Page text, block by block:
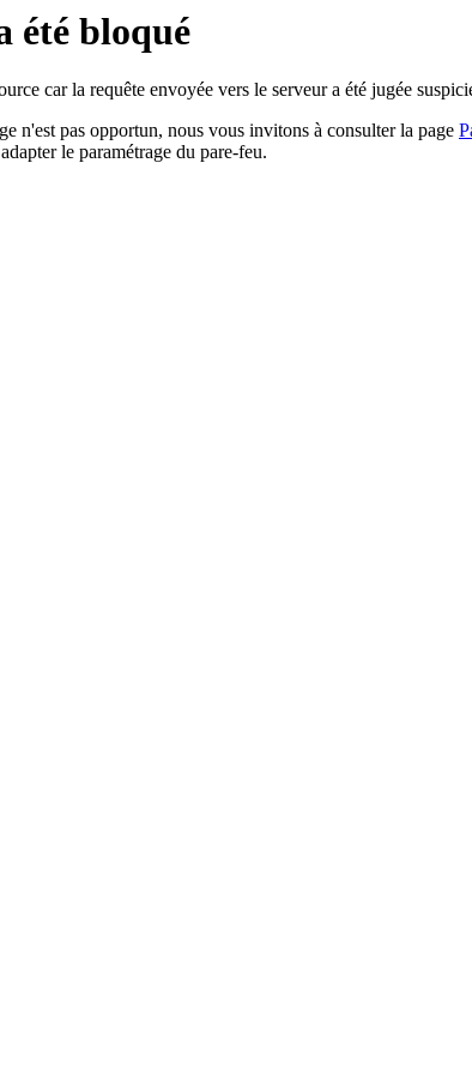
été bloqué
car la requête envoyée vers le serveur a été jugée
n'est pas opportun, nous vous invitons à consulter la page
le paramétrage du pare-feu.